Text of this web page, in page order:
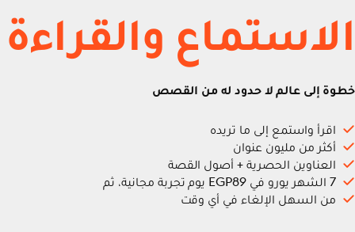
الاستماع والقراءة
خطوة إلى عالم لا حدود له من القصص
اقرأ واستمع إلى ما تريده
أكثر من مليون عنوان
العناوين الحصرية + أصول القصة
7 الشهر يورو في EGP89 يوم تجربة مجانية، ثم
من السهل الإلغاء في أي وقت